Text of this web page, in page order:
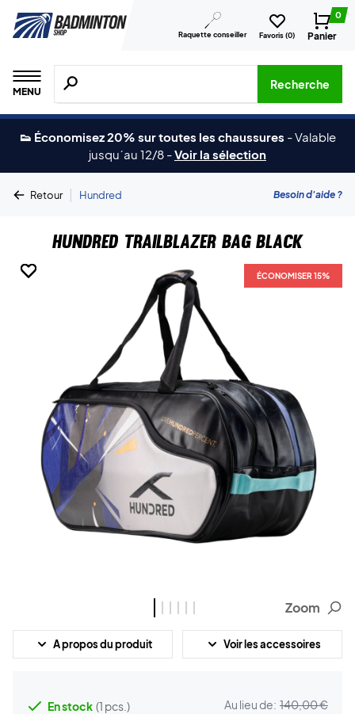
Raquette conseiller Favoris (0)
0
Panier
MENU
Recherche de produits, de marques, etc.
Recherche
👟 Économisez 20% sur toutes les chaussures -Valable
jusqu´au 12/8 -Voir la sélection
Retour | Hundred Besoin d'aide ?
Hundred Trailblazer Bag Black
ÉCONOMISER 15%
ÉCONOMISER 15%
ÉCONOMISER 15%
ÉCONOMISER 15%
ÉCONOMISER 15%
ÉCONOMISER 15%
Zoom
A propos du produit Voir les accessoires
En stock (1 pcs.) Au lieu de: 140,00 €